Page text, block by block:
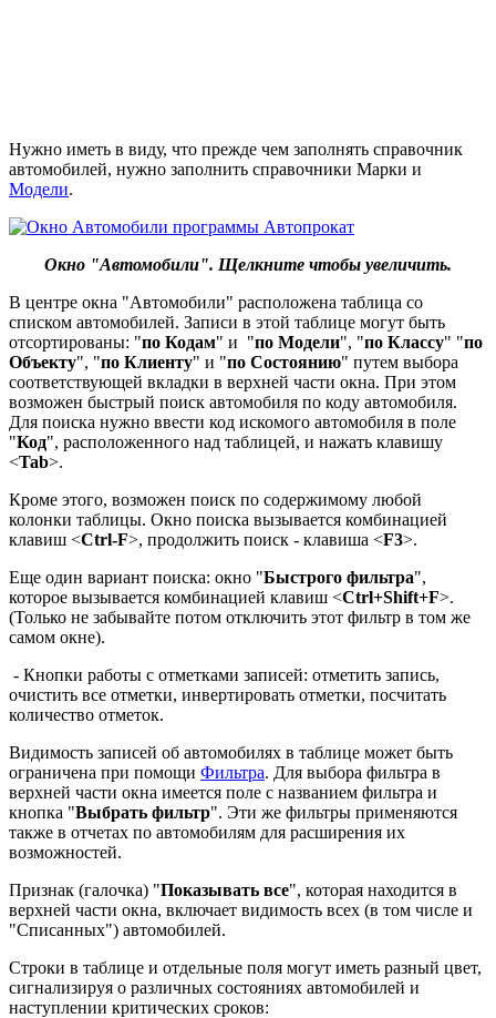
Нужно иметь в виду, что прежде чем заполнять справочник
автомобилей, нужно заполнить справочники Марки и
Модели.
Окно "Автомобили". Щелкните чтобы увеличить.
В центре окна "Автомобили" расположена таблица со
списком автомобилей. Записи в этой таблице могут быть
отсортированы: "по Кодам" и "по Модели", "по Классу" "по
Объекту", "по Клиенту" и "по Состоянию" путем выбора
соответствующей вкладки в верхней части окна. При этом
возможен быстрый поиск автомобиля по коду автомобиля.
Для поиска нужно ввести код искомого автомобиля в поле
"Код", расположенного над таблицей, и нажать клавишу
<Tab>.
Кроме этого, возможен поиск по содержимому любой
колонки таблицы. Окно поиска вызывается комбинацией
клавиш <Ctrl-F>, продолжить поиск - клавиша <F3>.
Еще один вариант поиска: окно "Быстрого фильтра",
которое вызывается комбинацией клавиш <Ctrl+Shift+F>.
(Только не забывайте потом отключить этот фильтр в том же
самом окне).
- Кнопки работы с отметками записей: отметить запись,
очистить все отметки, инвертировать отметки, посчитать
количество отметок.
Видимость записей об автомобилях в таблице может быть
ограничена при помощи Фильтра. Для выбора фильтра в
верхней части окна имеется поле с названием фильтра и
кнопка "Выбрать фильтр". Эти же фильтры применяются
также в отчетах по автомобилям для расширения их
возможностей.
Признак (галочка) "Показывать все", которая находится в
верхней части окна, включает видимость всех (в том числе и
"Списанных") автомобилей.
Строки в таблице и отдельные поля могут иметь разный цвет,
сигнализируя о различных состояниях автомобилей и
наступлении критических сроков: